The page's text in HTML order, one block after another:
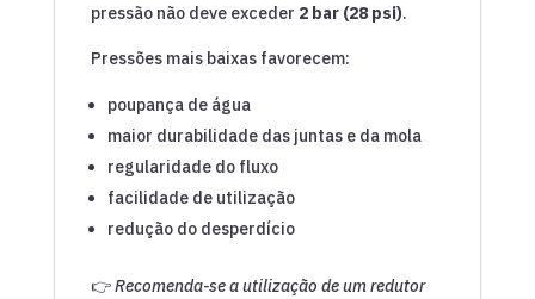
pressão não deve exceder 2 bar (28 psi).
Pressões mais baixas favorecem:
poupança de água
maior durabilidade das juntas e da mola
regularidade do fluxo
facilidade de utilização
redução do desperdício
👉Recomenda-se a utilização de um redutor